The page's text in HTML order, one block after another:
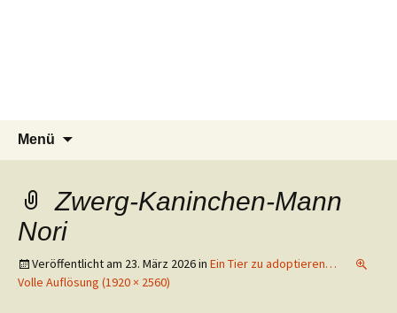
Tier Natur und Artenschutz
Siebengebirge e.V.
Tierschutzverein seit 1985 im
Siebengebirge – Orscheider
Menü
Zwerg-Kaninchen-Mann
Nori
Veröffentlicht am 23. März 2026in Ein Tier zu adoptieren…
Volle Auflösung (1920 × 2560)